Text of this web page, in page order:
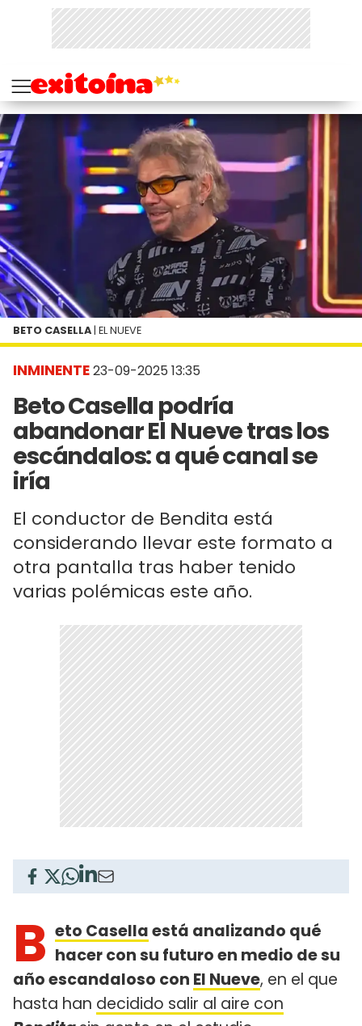
INMINENTE23-09-2025 13:35
Beto Casella podría
abandonar El Nueve tras los
escándalos: a qué canal se
iría
El conductor de Bendita está
considerando llevar este formato a
otra pantalla tras haber tenido
varias polémicas este año.
BETO CASELLA | EL NUEVE
B eto Casellaestá analizando qué
hacer con su futuro en medio de su
año escandaloso con El Nueve, en el que
hasta han decidido salir al aire con